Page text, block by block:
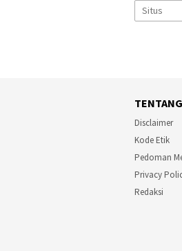
Disclaimer
Kode Etik
Pedoman
Privacy
Redaksi